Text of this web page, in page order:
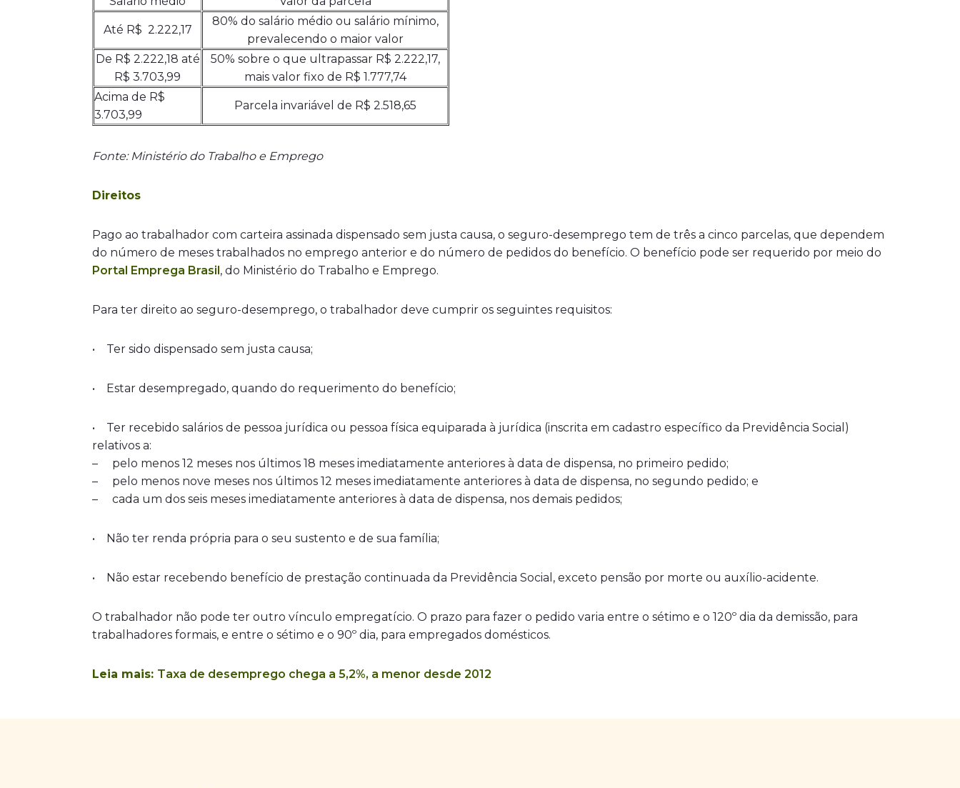
Até R$ 2.222,17
80% do salário médio ou salário mínimo,
prevalecendo o maior valor
De R$ 2.222,18 até
R$ 3.703,99
50% sobre o que ultrapassar R$ 2.222,17,
mais valor fixo de R$ 1.777,74
Acima de R$
3.703,99
Parcela invariável de R$ 2.518,65
Fonte: Ministério do Trabalho e Emprego
Direitos
Pago ao trabalhador com carteira assinada dispensado sem justa causa, o seguro-desemprego tem de três a cinco parcelas, que dependem
do número de meses trabalhados no emprego anterior e do número de pedidos do benefício. O benefício pode ser requerido por meio do
Portal Emprega Brasil, do Ministério do Trabalho e Emprego.
Para ter direito ao seguro-desemprego, o trabalhador deve cumprir os seguintes requisitos:
• Ter sido dispensado sem justa causa;
• Estar desempregado, quando do requerimento do benefício;
• Ter recebido salários de pessoa jurídica ou pessoa física equiparada à jurídica (inscrita em cadastro específico da Previdência Social)
relativos a:
– pelo menos 12 meses nos últimos 18 meses imediatamente anteriores à data de dispensa, no primeiro pedido;
– pelo menos nove meses nos últimos 12 meses imediatamente anteriores à data de dispensa, no segundo pedido; e
– cada um dos seis meses imediatamente anteriores à data de dispensa, nos demais pedidos;
• Não ter renda própria para o seu sustento e de sua família;
• Não estar recebendo benefício de prestação continuada da Previdência Social, exceto pensão por morte ou auxílio-acidente.
O trabalhador não pode ter outro vínculo empregatício. O prazo para fazer o pedido varia entre o sétimo e o 120º dia da demissão, para
trabalhadores formais, e entre o sétimo e o 90º dia, para empregados domésticos.
Leia mais: Taxa de desemprego chega a 5,2%, a menor desde 2012